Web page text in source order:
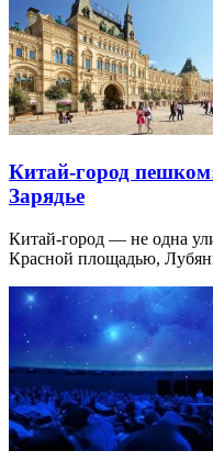
Китай-город
Зарядье
Китай-город — не одна
Красной площадью,